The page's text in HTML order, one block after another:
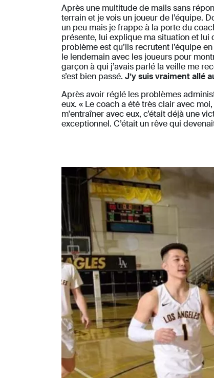
Après une multitude de mails sans
terrain et je vois un joueur de l’équipe.
un peu mais je frappe à la porte du
présente, lui explique ma situation et lui
problème est qu’ils recrutent l’équipe
le lendemain avec les joueurs pour
garçon à qui j’avais parlé la veille me
s’est bien passé. J’y suis vraiment allé
Après avoir réglé les problèmes
eux. « Le coach a été très clair avec
m'entraîner avec eux, c’était déjà une
exceptionnel. C’était un rêve qui